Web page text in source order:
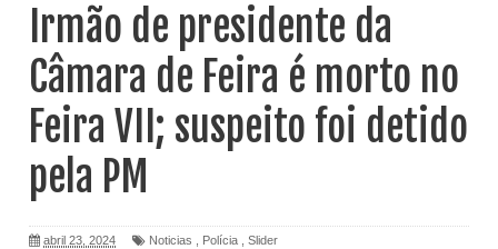
Irmão de presidente da
Câmara de Feira é morto no
Feira VII; suspeito foi detido
pela PM
abril 23, 2024 Noticias Polícia Slider